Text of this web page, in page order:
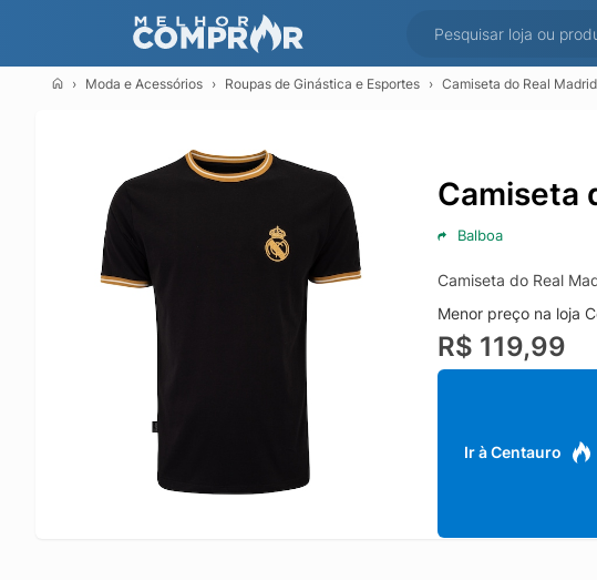
Moda e Acessórios Roupas de Ginástica e Esportes Camiseta do Real
Camiseta
Balboa
Camiseta do Real
Menor preço na loja
R$ 119,99
Ir à Centauro